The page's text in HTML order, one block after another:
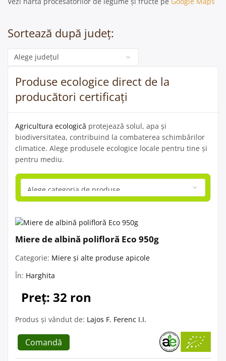
Sortează după județ:
Categorie
Produse ecologice direct de la
producători certificați
Agricultura ecologică protejează solul, apa și
biodiversitatea, contribuind la combaterea schimbărilor
climatice. Alege produsele ecologice locale pentru tine și
pentru mediu.
Miere de albină polifloră Eco 950g
Categorie: Miere și alte produse apicole
În: Harghita
Preț: 32 ron
Produs și vândut de: Lajos F. Ferenc I.I.
Comandă